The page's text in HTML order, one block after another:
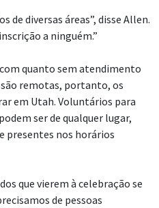
de diversas áreas”, disse Allen.
a ninguém.”
quanto sem atendimento
remotas, portanto, os
em Utah. Voluntários para
ser de qualquer lugar,
presentes nos horários
que vierem à celebração se
de pessoas